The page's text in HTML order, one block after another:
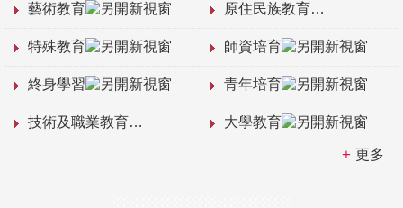
藝術教育 原住民族教育
特殊教育 師資培育
終身學習 青年培育
技術及職業教育 大學教育
更多